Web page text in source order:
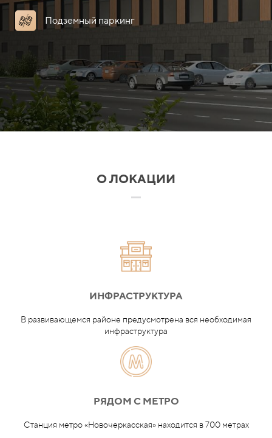
Подземный паркинг
О ЛОКАЦИИ
ИНФРАСТРУКТУРА
В развивающемся районе предусмотрена вся необходимая
инфраструктура
РЯДОМ С МЕТРО
Станция метро «Новочеркасская» находится в 700 метрах